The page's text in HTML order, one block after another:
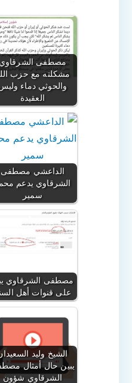
مصطفى الشرقاوي
مشكلته مع حزب
والحوثي دماء
العقيدة
الداعشي مصطفى
الشرقاوي يدعم
سمير
مصطفى الشرقاوي
على قنوات أهل
الشيخ وليد
يبين حال أمثال
الشرقاوي شؤون